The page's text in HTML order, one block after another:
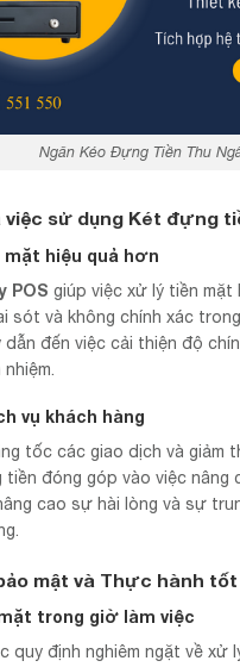
Ngăn Kéo Đựng Tiền Thu
việc sử dụng Két đựng
mặt hiệu quả hơn
POS giúp việc xử lý tiền mặt
sót và không chính xác
dẫn đến việc cải thiện độ
vụ khách hàng
tốc các giao dịch và giảm
đóng góp vào việc nâng
cao sự hài lòng và sự
mật và Thực hành
trong giờ làm việc
quy định nghiêm ngặt về xử